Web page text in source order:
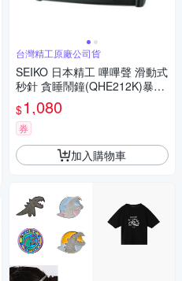
台灣精工原廠公司貨
SEIKO 日本精工 嗶嗶聲 滑動式
秒針 貪睡鬧鐘(QHE212K)暴龍/
8.5X9cm
$1,080
券
加入購物車